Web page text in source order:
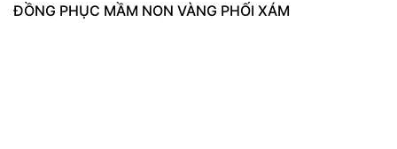
ĐỒNG PHỤC MẦM NON VÀNG PHỐI XÁM